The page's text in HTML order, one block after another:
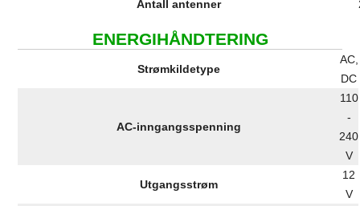
Antall antenner
ENERGIHÅNDTERING
Strømkildetype
AC,
DC
AC-inngangsspenning
110
-
240
V
Utgangsstrøm
12
V